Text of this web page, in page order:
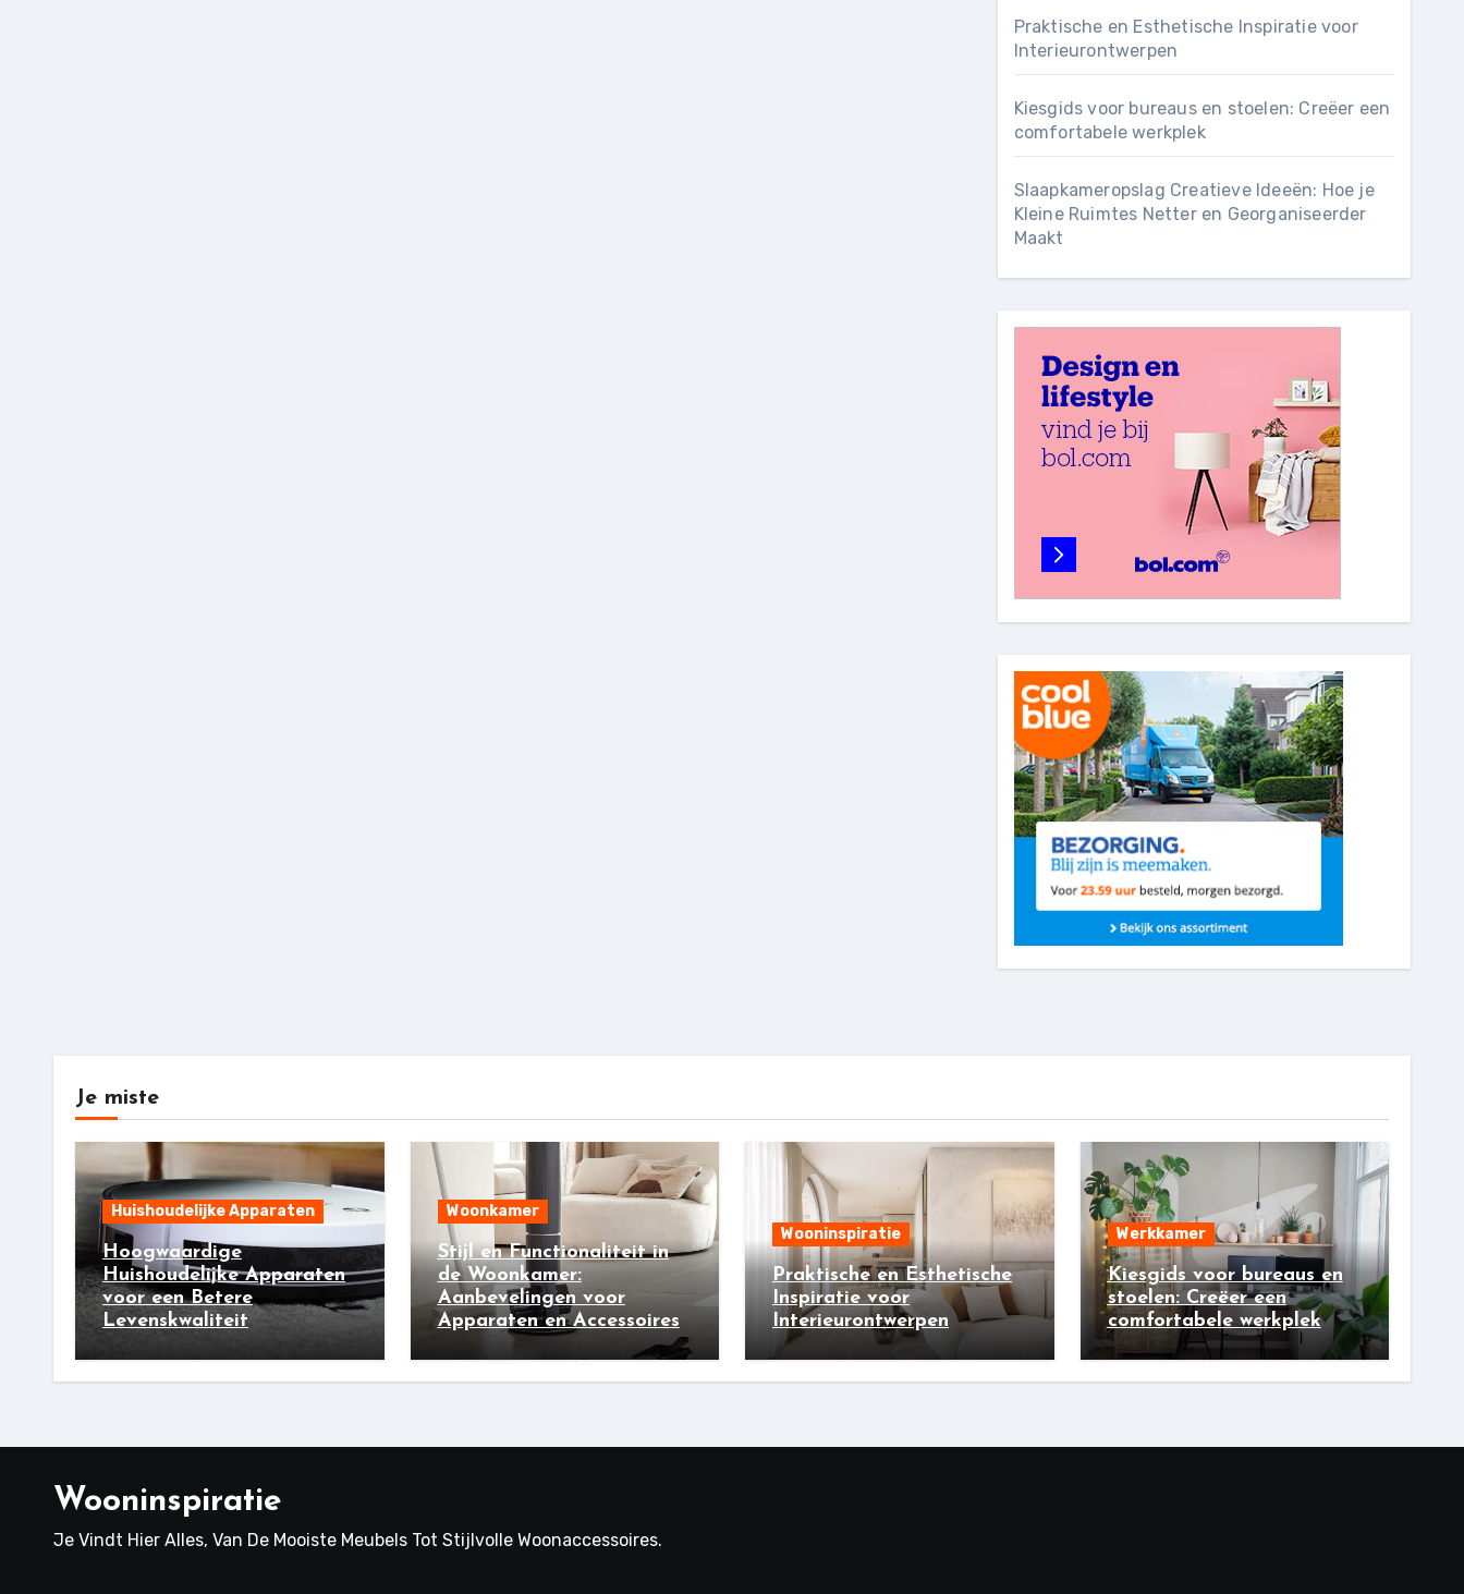
Praktische en Esthetische Inspiratie voor
Interieurontwerpen
Kiesgids voor bureaus en stoelen: Creëer een
comfortabele werkplek
Slaapkameropslag Creatieve Ideeën: Hoe je
Kleine Ruimtes Netter en Georganiseerder
Maakt
Je miste
Huishoudelijke Apparaten
Hoogwaardige
Huishoudelijke Apparaten
voor een Betere
Levenskwaliteit
Woonkamer
Stijl en Functionaliteit in
de Woonkamer:
Aanbevelingen voor
Apparaten en Accessoires
Wooninspiratie
Praktische en Esthetische
Inspiratie voor
Interieurontwerpen
Werkkamer
Kiesgids voor bureaus en
stoelen: Creëer een
comfortabele werkplek
Wooninspiratie
Je Vindt Hier Alles, Van De Mooiste Meubels Tot Stijlvolle Woonaccessoires.